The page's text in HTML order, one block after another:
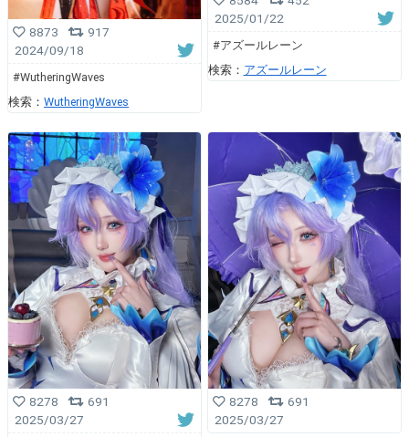
8873
917
2024/09/18
#WutheringWaves
検索： WutheringWaves
2025/01/22
#アズールレーン
検索： アズールレーン
8278
691
2025/03/27
8278
691
2025/03/27